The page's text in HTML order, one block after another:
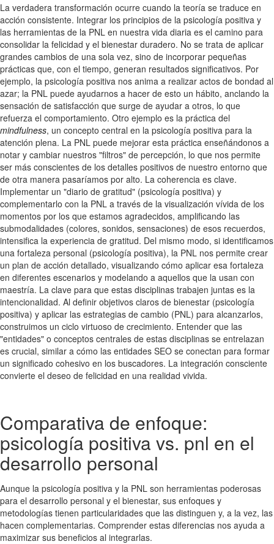
La verdadera transformación ocurre cuando la teoría se traduce en
acción consistente. Integrar los principios de la psicología positiva y
las herramientas de la PNL en nuestra vida diaria es el camino para
consolidar la felicidad y el bienestar duradero. No se trata de aplicar
grandes cambios de una sola vez, sino de incorporar pequeñas
prácticas que, con el tiempo, generan resultados significativos. Por
ejemplo, la psicología positiva nos anima a realizar actos de bondad al
azar; la PNL puede ayudarnos a hacer de esto un hábito, anclando la
sensación de satisfacción que surge de ayudar a otros, lo que
refuerza el comportamiento. Otro ejemplo es la práctica del
mindfulness, un concepto central en la psicología positiva para la
atención plena. La PNL puede mejorar esta práctica enseñándonos a
notar y cambiar nuestros "filtros" de percepción, lo que nos permite
ser más conscientes de los detalles positivos de nuestro entorno que
de otra manera pasaríamos por alto. La coherencia es clave.
Implementar un "diario de gratitud" (psicología positiva) y
complementarlo con la PNL a través de la visualización vívida de los
momentos por los que estamos agradecidos, amplificando las
submodalidades (colores, sonidos, sensaciones) de esos recuerdos,
intensifica la experiencia de gratitud. Del mismo modo, si identificamos
una fortaleza personal (psicología positiva), la PNL nos permite crear
un plan de acción detallado, visualizando cómo aplicar esa fortaleza
en diferentes escenarios y modelando a aquellos que la usan con
maestría. La clave para que estas disciplinas trabajen juntas es la
intencionalidad. Al definir objetivos claros de bienestar (psicología
positiva) y aplicar las estrategias de cambio (PNL) para alcanzarlos,
construimos un ciclo virtuoso de crecimiento. Entender que las
"entidades" o conceptos centrales de estas disciplinas se entrelazan
es crucial, similar a cómo las entidades SEO se conectan para formar
un significado cohesivo en los buscadores. La integración consciente
convierte el deseo de felicidad en una realidad vivida.
Comparativa de enfoque:
psicología positiva vs. pnl en el
desarrollo personal
Aunque la psicología positiva y la PNL son herramientas poderosas
para el desarrollo personal y el bienestar, sus enfoques y
metodologías tienen particularidades que las distinguen y, a la vez, las
hacen complementarias. Comprender estas diferencias nos ayuda a
maximizar sus beneficios al integrarlas.